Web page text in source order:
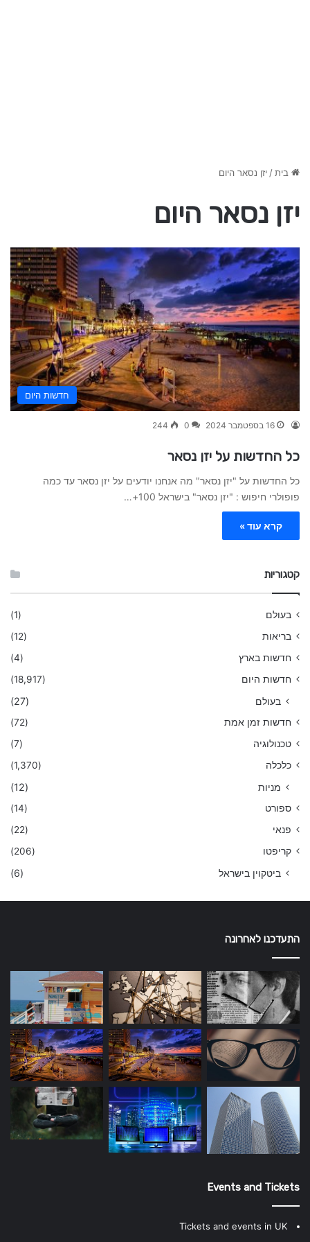
בית/יזן נסאר היום
יזן נסאר היום
חדשות היום
16 בספטמבר 2024 0
244
כל החדשות על יזן נסאר
כל החדשות על "יזן נסאר" מה אנחנו יודעים על יזן נסאר עד כמה
פופולרי חיפוש : "יזן נסאר" בישראל 100+…
קרא עוד »
קטגוריות
בעולם
(1)
בריאות
(12)
חדשות בארץ
(4)
חדשות היום
(18,917)
בעולם (27)
חדשות זמן אמת
(72)
טכנולוגיה
(7)
כלכלה
(1,370)
מניות (12)
ספורט
(14)
פנאי
(22)
קריפטו
(206)
ביטקוין בישראל (6)
התעדכנו לאחרונה
Events and Tickets
Tickets and events in UK